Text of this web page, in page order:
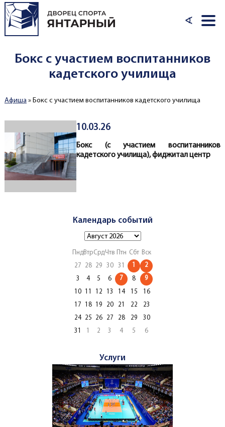
Перейти к основному содержанию
∢
Бокс с участием воспитанников
кадетского училища
Вы здесь
Афиша» Бокс с участием воспитанников кадетского училища
10.03.26
Бокс (с участием воспитанников
кадетского училища), фиджитал центр
Календарь событий
ПндВтрСрдЧтв Птн Сбт Вск
27
28 29 30 31 1 2
3 4 5 6 7 8 9
10 11 12 13 14 15
16
17
18 19 20 21 22
23
24
25 26 27 28 29
30
31
1 2 3 4 5 6
Услуги